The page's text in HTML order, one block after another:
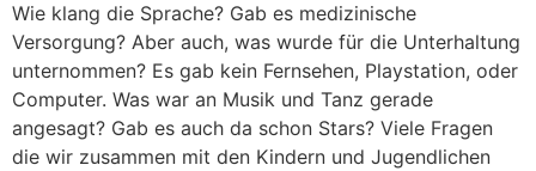
Wie klang die Sprache? Gab es medizinische
Versorgung? Aber auch, was wurde für die Unterhaltung
unternommen? Es gab kein Fernsehen, Playstation, oder
Computer. Was war an Musik und Tanz gerade
angesagt? Gab es auch da schon Stars? Viele Fragen
die wir zusammen mit den Kindern und Jugendlichen